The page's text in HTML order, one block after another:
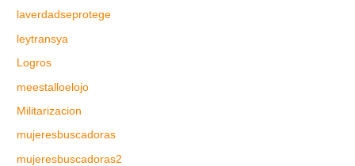
laverdadseprotege
leytransya
Logros
meestalloelojo
Militarizacion
mujeresbuscadoras
mujeresbuscadoras2